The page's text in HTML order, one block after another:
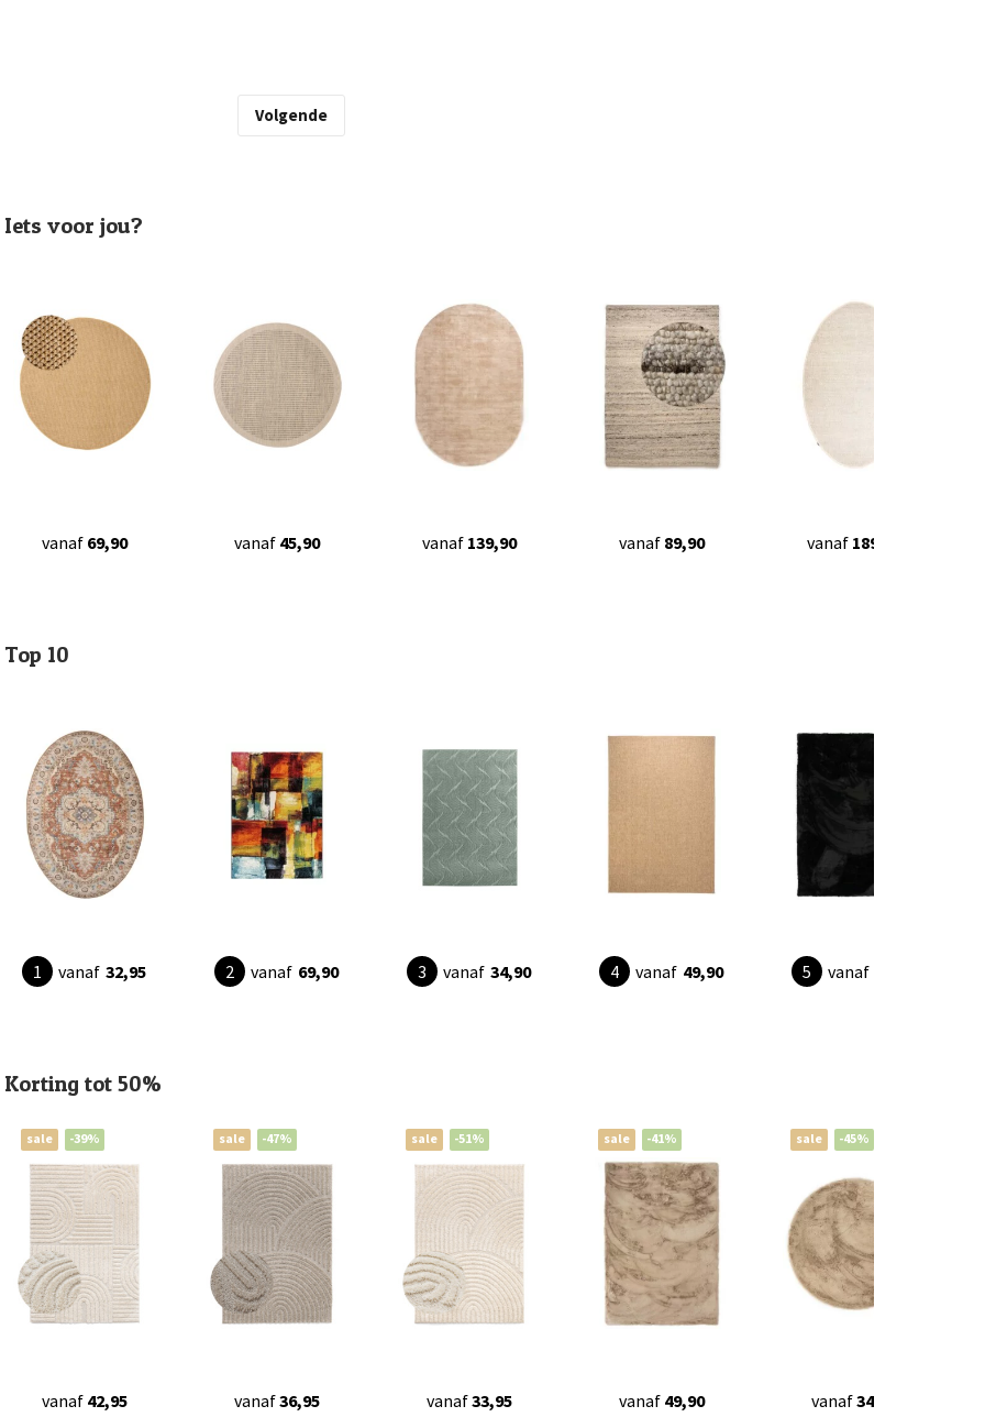
Volgende
Iets voor jou?
vanaf 69,90 vanaf 45,90 vanaf 139,90 vanaf 89,90 vanaf 189,90
Top 10
vanaf 32,95 vanaf 69,90 vanaf 34,90 vanaf 49,90 vanaf
Korting tot 50%
sale -39%
vanaf 42,95
sale -47%
vanaf36,95
sale -51%
vanaf33,95
sale -41%
vanaf 49,90
sale -45%
vanaf34,90